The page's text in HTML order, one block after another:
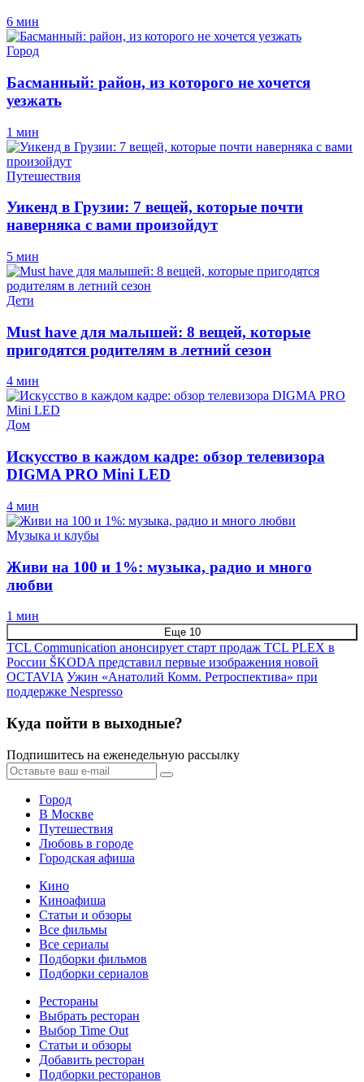
6 мин
Город
Басманный: район, из которого не хочется
уезжать
1 мин
Путешествия
Уикенд в Грузии: 7 вещей, которые почти
наверняка с вами произойдут
5 мин
Дети
Must have для малышей: 8 вещей, которые
пригодятся родителям в летний сезон
4 мин
Дом
Искусство в каждом кадре: обзор телевизора
DIGMA PRO Mini LED
4 мин
Музыка и клубы
Живи на 100 и 1%: музыка, радио и много
любви
1 мин
Еще 10
TCL Communication анонсирует старт продаж TCL PLEX в
России ŠKODA представил первые изображения новой
OCTAVIA Ужин «Анатолий Комм. Ретроспектива» при
поддержке Nespresso
Куда пойти в выходные?
Подпишитесь на еженедельную рассылку
Город
В Москве
Путешествия
Любовь в городе
Городская афиша
Кино
Киноафиша
Статьи и обзоры
Все фильмы
Все сериалы
Подборки фильмов
Подборки сериалов
Рестораны
Выбрать ресторан
Выбор Time Out
Статьи и обзоры
Добавить ресторан
Подборки ресторанов